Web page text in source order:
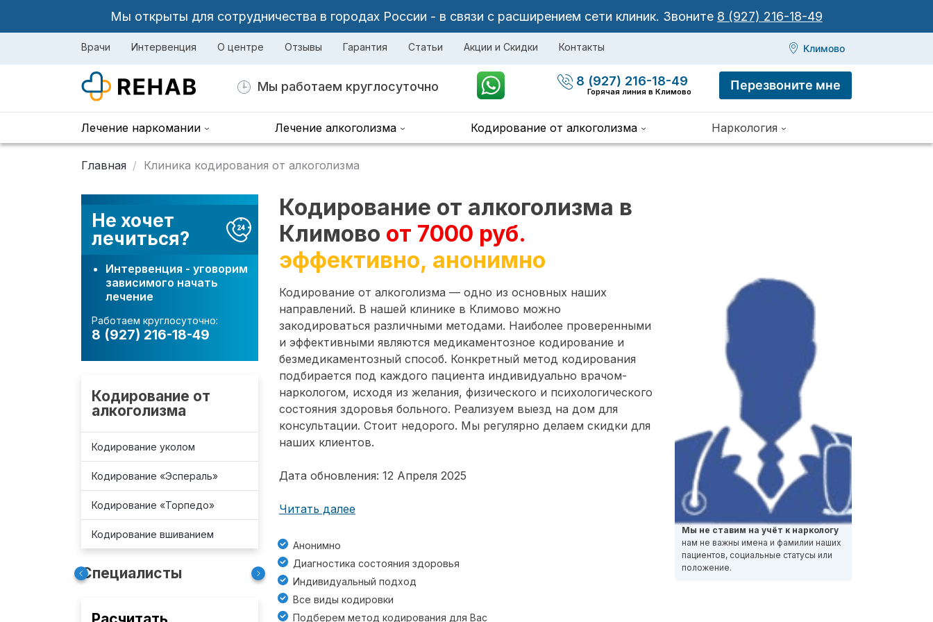
Мы открыты для сотрудничества в городах России - в связи с расширением сети клиник. Звоните 8 (927) 216-18-49
Врачи Интервенция О центре Отзывы Гарантия Статьи Акции и Скидки Контакты Климово
Мы работаем круглосуточно 8 (927) 216-18-49
Горячая линия в Климово Перезвоните мне
Лечение наркомании Лечение алкоголизма Кодирование от алкоголизма Наркология
Главная Клиника кодирования от алкоголизма
Не хочет
лечиться?
Интервенция - уговорим
зависимого начать
лечение
Работаем круглосуточно:
8 (927) 216-18-49
Кодирование от
алкоголизма
Кодирование уколом
Кодирование «Эспераль»
Кодирование «Торпедо»
Кодирование вшиванием
Специалисты
Кодирование от алкоголизма в
Климово от 7000 руб.
эффективно, анонимно
Кодирование от алкоголизма — одно из основных наших
направлений. В нашей клинике в Климово можно
закодироваться различными методами. Наиболее проверенными
и эффективными являются медикаментозное кодирование и
безмедикаментозный способ. Конкретный метод кодирования
подбирается под каждого пациента индивидуально врачом-
наркологом, исходя из желания, физического и психологического
состояния здоровья больного. Реализуем выезд на дом для
консультации. Стоит недорого. Мы регулярно делаем скидки для
наших клиентов.
Дата обновления: 12 Апреля 2025
Читать далее
Анонимно
Диагностика состояния здоровья
Индивидуальный подход
Все виды кодировки
Подберем метод кодирования для Вас
Мы не ставим на учёт к наркологу
нам не важны имена и фамилии наших
пациентов, социальные статусы или
положение.